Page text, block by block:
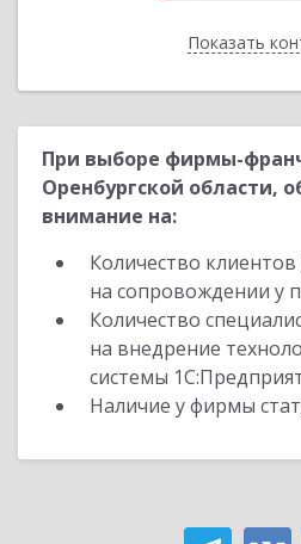
ПоказатьНазад
При выборе фирмы-
Оренбургской области,
внимание на:
Количество
на сопровождении у
Количество
на внедрение
системы
Наличие у фирмы